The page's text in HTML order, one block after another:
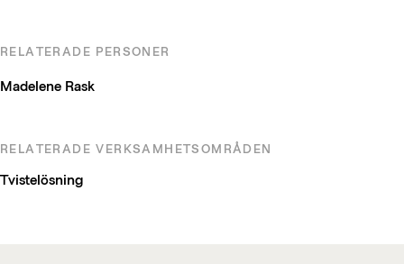
RELATERADE PERSONER
Madelene Rask
RELATERADE VERKSAMHETSOMRÅDEN
Tvistelösning